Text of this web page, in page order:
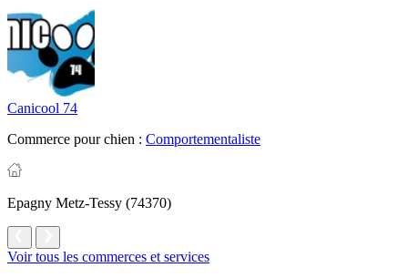
Canicool 74
Commerce pour chien : Comportementaliste
Epagny Metz-Tessy (74370)
Voir tous les commerces et services